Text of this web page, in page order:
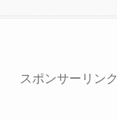
スポンサーリンク